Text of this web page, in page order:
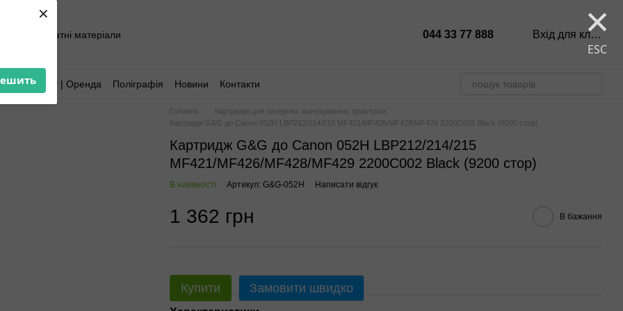
× ×
ESC
та витратні матеріали 044 33 77 888 Вхід для клієнтів
Аутсорсинг | Оренда Поліграфія Новини Контакти
Головна
Картриджі для лазерних монохромних пристроїв
Картридж G&G до Canon 052H LBP212/214/215 MF421/MF426/MF428/MF429 2200C002 Black (9200 стор)
Картридж G&G до Canon 052H LBP212/214/215
MF421/MF426/MF428/MF429 2200C002 Black (9200 стор)
В наявності Артикул: G&G-052H Написати відгук
1 362 грн В бажання
Купити Замовити швидко